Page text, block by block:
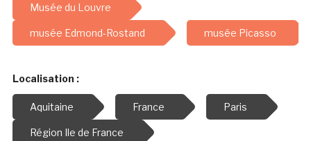
Musée du Louvre
musée Edmond-Rostand musée Picasso
Localisation :
Aquitaine France Paris
Région Ile de France